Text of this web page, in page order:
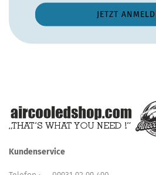
Kundenservice